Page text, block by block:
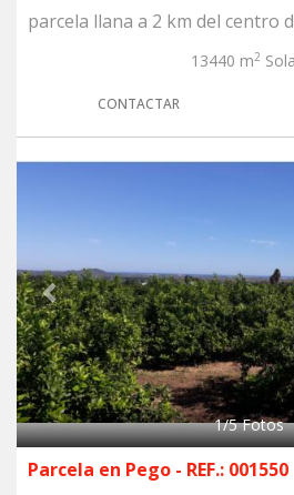
parcela llana a 2 km del centro
13440 m2
CONTACTAR
Previous
1/5Fotos
Parcela en Pego - REF.: 001550